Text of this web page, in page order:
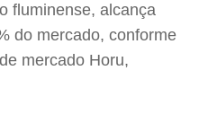
fluminense, alcança
do mercado, conforme
mercado Horu,